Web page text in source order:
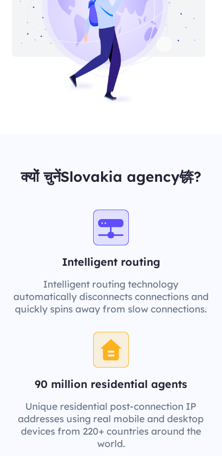
क्यों चुनेंSlovakia agency锛?
Intelligent routing
Intelligent routing technology
automatically disconnects connections and
quickly spins away from slow connections.
90 million residential agents
Unique residential post-connection IP
addresses using real mobile and desktop
devices from 220+ countries around the
world.